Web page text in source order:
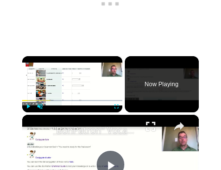
×
Now Playing
×
"BonPatron" Vocabulary Guide: School